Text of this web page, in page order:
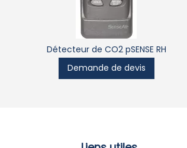
Détecteur de CO2 pSENSE RH
Demande de devis